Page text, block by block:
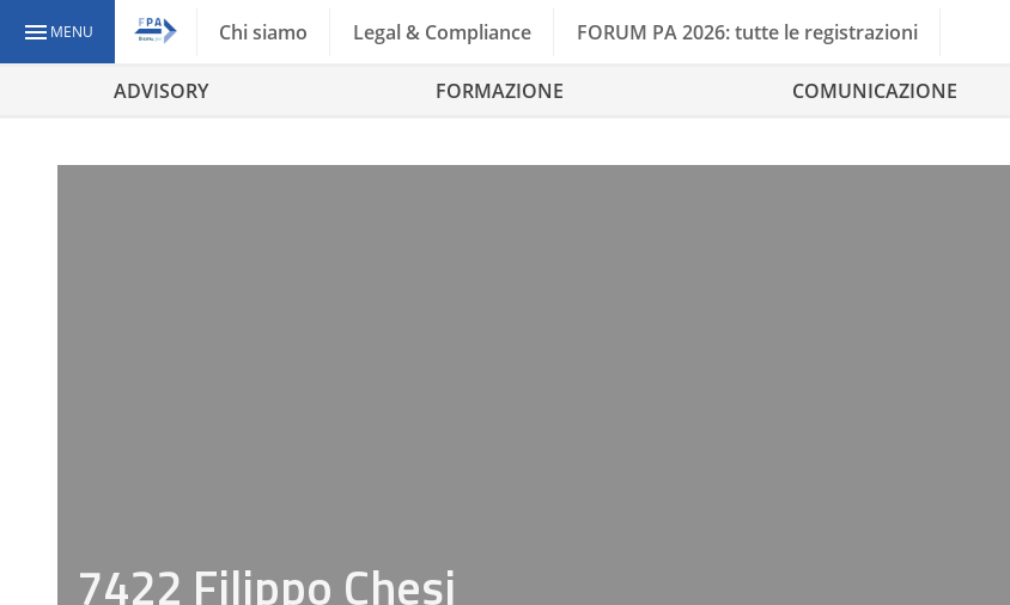
MENU Chi siamo Legal & Compliance FORUM PA 2026: tutte le registrazioni
ADVISORY FORMAZIONE COMUNICAZIONE
7422 Filippo Chesi